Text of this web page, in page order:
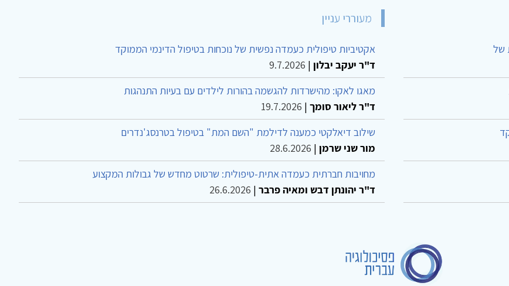
של
מעוררי עניין
אקטיביות טיפולית כעמדה נפשית של נוכחות בטיפול הדינמי הממוקד
ד"ר יעקב יבלון |
9.7.2026
מאגו לאקו: מהישרדות להגשמה בהורות לילדים עם בעיות התנהגות
ד"ר ליאור סומך |
19.7.2026
שילוב דיאלקטי כמענה לדילמת "השם המת" בטיפול בטרנסג'נדרים
מור שני שרמן |
28.6.2026
מחויבות חברתית כעמדה אתית-טיפולית: שרטוט מחדש של גבולות המקצוע
ד"ר יהונתן דבש ומאיה פרבר |
26.6.2026